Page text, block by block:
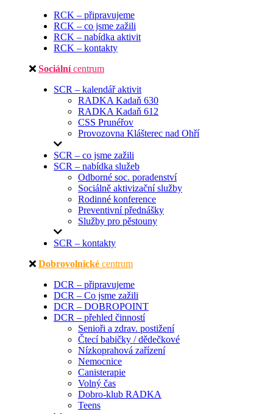
RCK – připravujeme
RCK – co jsme zažili
RCK – nabídka aktivit
RCK – kontakty
Sociální centrum
SCR – kalendář aktivit
RADKA Kadaň 630
RADKA Kadaň 612
CSS Prunéřov
Provozovna Klášterec nad Ohří
SCR – co jsme zažili
SCR – nabídka služeb
Odborné soc. poradenství
Sociálně aktivizační služby
Rodinné konference
Preventivní přednášky
Služby pro pěstouny
SCR – kontakty
Dobrovolnické centrum
DCR – připravujeme
DCR – Co jsme zažili
DCR – DOBROPOINT
DCR – přehled činností
Senioři a zdrav. postižení
Čtecí babičky / dědečkové
Nízkoprahová zařízení
Nemocnice
Canisterapie
Volný čas
Dobro-klub RADKA
Teens